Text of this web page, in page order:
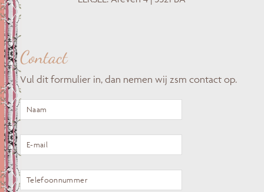
Contact
Vul dit formulier in, dan nemen wij zsm contact op.